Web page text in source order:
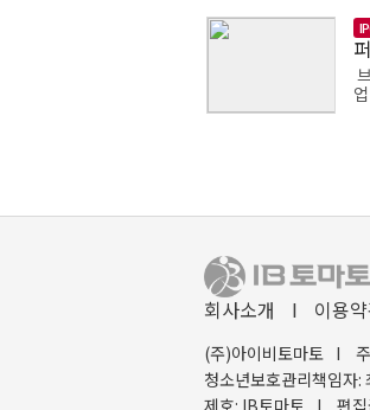
회사소개 I 이용
(주)아이비토마토 I
청소년보호관리책임자:
제호: IB토마토
I 편